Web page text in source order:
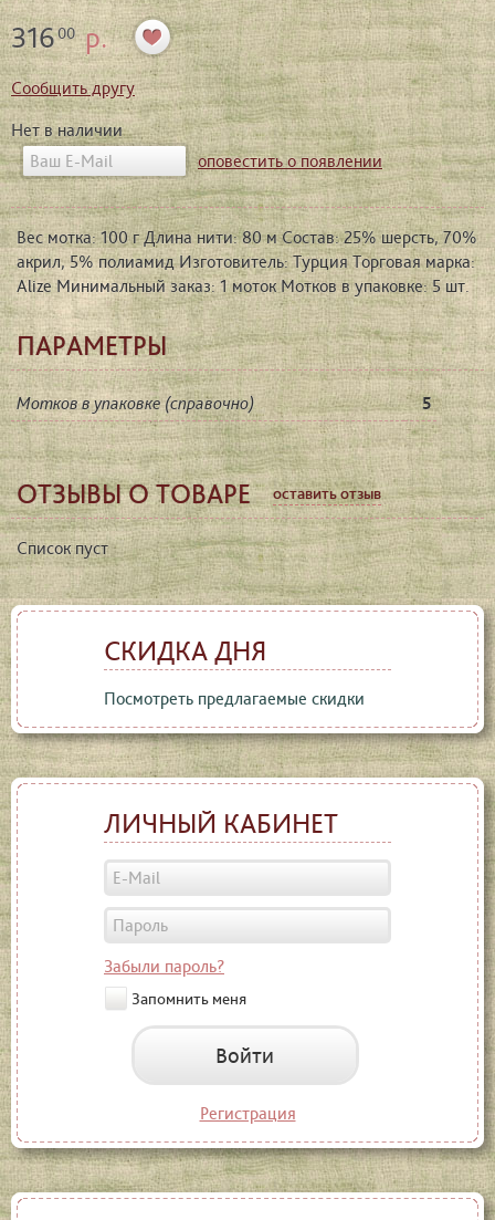
31600р.
Сообщить другу
Нет в наличии
оповестить о появлении
Вес мотка: 100 г Длина нити: 80 м Состав: 25% шерсть, 70%
акрил, 5% полиамид Изготовитель: Турция Торговая марка:
Alize Минимальный заказ: 1 моток Мотков в упаковке: 5 шт.
ПАРАМЕТРЫ
Мотков в упаковке (справочно) 5
ОТЗЫВЫ О ТОВАРЕ оставить отзыв
Список пуст
СКИДКА ДНЯ
Посмотреть предлагаемые скидки
ЛИЧНЫЙ КАБИНЕТ
Забыли пароль?
Запомнить меня
Войти
Регистрация